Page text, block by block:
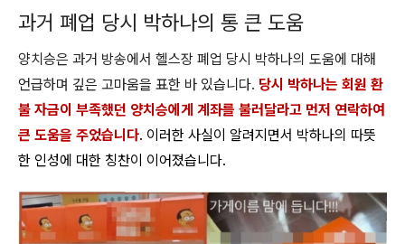
과거 폐업 당시 박하나의 통 큰 도움
양치승은 과거 방송에서 헬스장 폐업 당시 박하나의 도움에 대해
언급하며 깊은 고마움을 표한 바 있습니다. 당시 박하나는 회원 환
불 자금이 부족했던 양치승에게 계좌를 불러달라고 먼저 연락하여
큰 도움을 주었습니다. 이러한 사실이 알려지면서 박하나의 따뜻
한 인성에 대한 칭찬이 이어졌습니다.